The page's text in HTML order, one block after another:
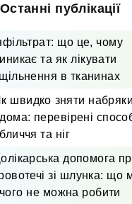
Останні публікації
що це, чому
та як лікувати
в тканинах
швидко зняти набряки
перевірені
та ніг
допомога
зі шлунка: що
чого не можна робити